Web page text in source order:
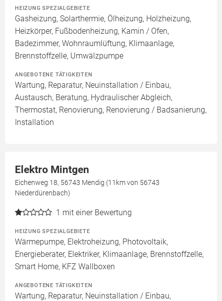
HEIZUNG SPEZIALGEBIETE
Gasheizung, Solarthermie, Ölheizung, Holzheizung,
Heizkörper, Fußbodenheizung, Kamin / Ofen,
Badezimmer, Wohnraumlüftung, Klimaanlage,
Brennstoffzelle, Umwälzpumpe
ANGEBOTENE TÄTIGKEITEN
Wartung, Reparatur, Neuinstallation / Einbau,
Austausch, Beratung, Hydraulischer Abgleich,
Thermostat, Renovierung, Renovierung / Badsanierung,
Installation
Elektro Mintgen
Eichenweg 18, 56743 Mendig (11km von 56743
Niederdürenbach)
1 mit einer Bewertung
HEIZUNG SPEZIALGEBIETE
Wärmepumpe, Elektroheizung, Photovoltaik,
Energieberater, Elektriker, Klimaanlage, Brennstoffzelle,
Smart Home, KFZ Wallboxen
ANGEBOTENE TÄTIGKEITEN
Wartung, Reparatur, Neuinstallation / Einbau,